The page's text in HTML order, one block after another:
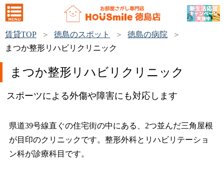
賃貸TOP 徳島のスポット
徳島の病院
まつか整形リハビリクリニック
まつか整形リハビリクリニック
スポーツによる外傷や障害にも対応します
県道39号線直ぐの住宅街の中にある、2つ並んだ三角屋根
が目印のクリニックです。整形外科とリハビリテーショ
ン科が診療科目です。